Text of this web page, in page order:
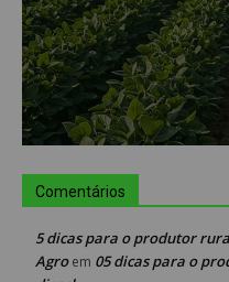
Comentários
5 dicas para o produtor
Agroem 05 dicas para o